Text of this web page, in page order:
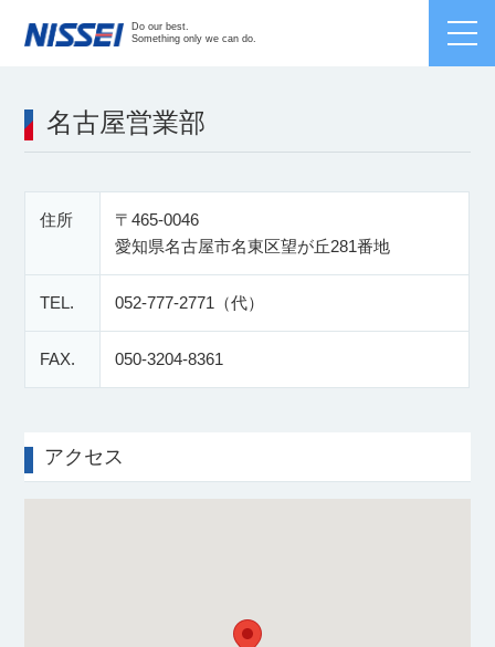
Do our best.
Something only we can do.
名古屋営業部
住所
〒465-0046
愛知県名古屋市名東区望が丘281番地
TEL. 052-777-2771（代）
FAX. 050-3204-8361
アクセス